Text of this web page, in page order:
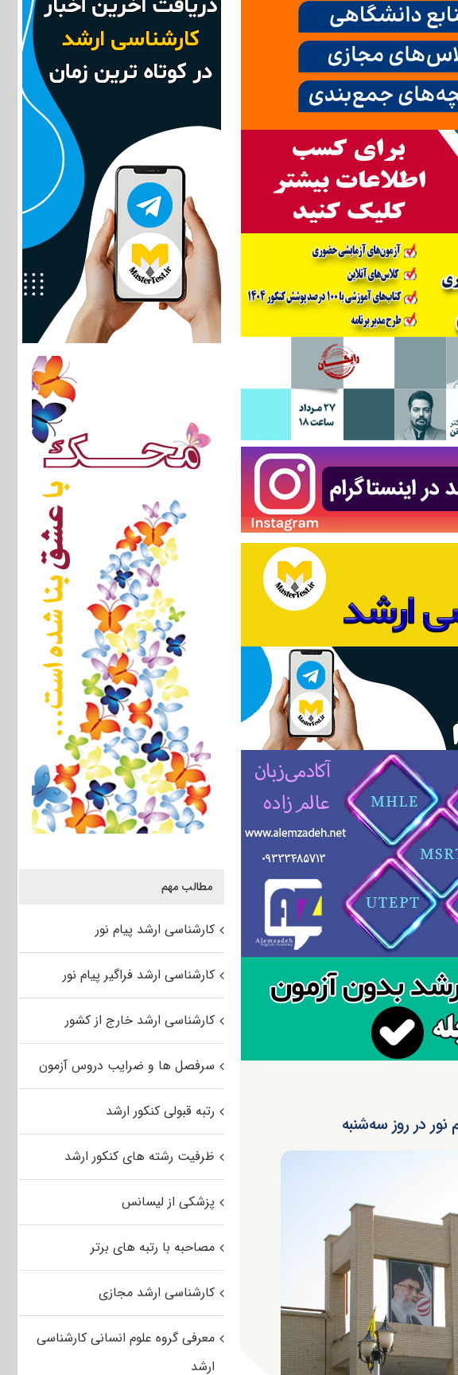
مطالب مهم
کارشناسی ارشد پیام نور
کارشناسی ارشد فراگیر پیام نور
کارشناسی ارشد خارج از کشور
سرفصل ها و ضرایب دروس آزمون
رتبه قبولی کنکور ارشد
ظرفیت رشته های کنکور ارشد
پزشکی از لیسانس
مصاحبه با رتبه های برتر
کارشناسی ارشد مجازی
معرفی گروه علوم انسانی کارشناسی
ارشد